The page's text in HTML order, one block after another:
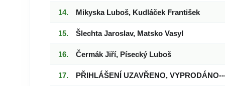
Mikyska Luboš, Kudláček František
Šlechta Jaroslav, Matsko Vasyl
Čermák Jiří, Písecký Luboš
PŘIHLÁŠENÍ UZAVŘENO,